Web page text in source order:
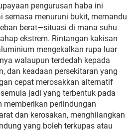
pengurusan haba ini
semasa menuruni bukit, memandu
berat—situasi di mana suhu
ekstrem. Rintangan kakisan
mengekalkan rupa luar
walaupun terdedah kepada
dan keadaan persekitaran yang
cepat merosakkan alternatif
jadi yang terbentuk pada
memberikan perlindungan
dan kerosakan, menghilangkan
yang boleh terkupas atau